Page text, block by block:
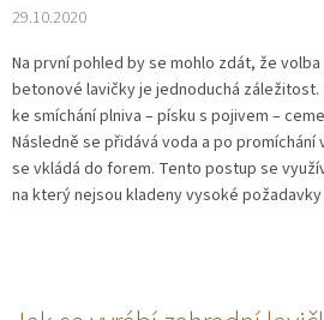
29.10.2020
Na první pohled by se mohlo zdát, že
betonové lavičky je jednoduchá
ke smíchání plniva – písku s pojivem –
Následně se přidává voda a po
se vkládá do forem. Tento postup se
na který nejsou kladeny vysoké požadavky